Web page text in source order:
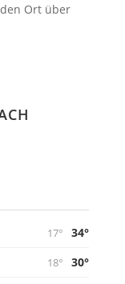
Ort über
17°
34°
18°
30°